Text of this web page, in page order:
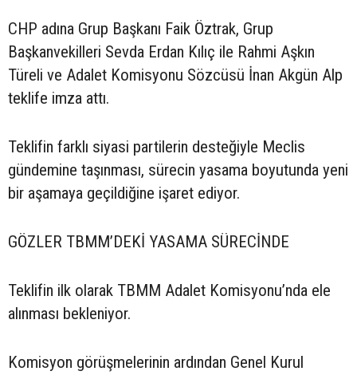
CHP adına Grup Başkanı Faik Öztrak, Grup
Başkanvekilleri Sevda Erdan Kılıç ile Rahmi Aşkın
Türeli ve Adalet Komisyonu Sözcüsü İnan Akgün Alp
teklife imza attı.
Teklifin farklı siyasi partilerin desteğiyle Meclis
gündemine taşınması, sürecin yasama boyutunda yeni
bir aşamaya geçildiğine işaret ediyor.
GÖZLER TBMM’DEKİ YASAMA SÜRECİNDE
Teklifin ilk olarak TBMM Adalet Komisyonu’nda ele
alınması bekleniyor.
Komisyon görüşmelerinin ardından Genel Kurul